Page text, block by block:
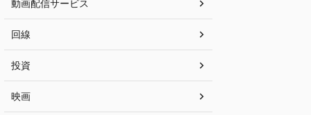
動画配信サービス
回線
投資
映画